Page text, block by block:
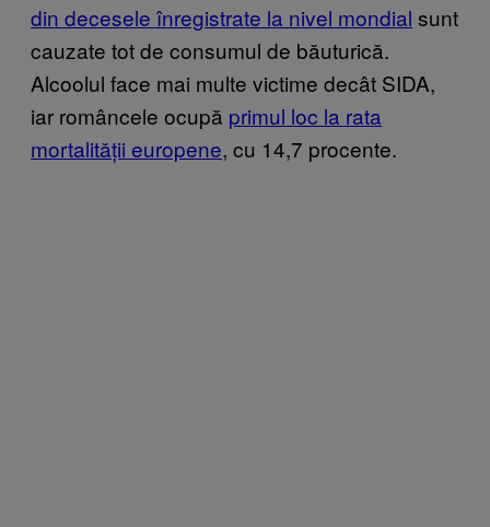
din decesele înregistrate la nivel mondial sunt
cauzate tot de consumul de băuturică.
Alcoolul face mai multe victime decât SIDA,
iar româncele ocupă primul loc la rata
mortalității europene, cu 14,7 procente.